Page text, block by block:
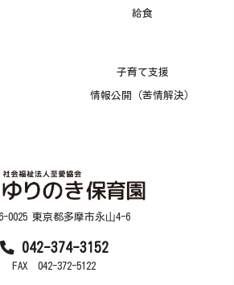
給食
子育て支援
情報公開（苦情解決）
0025 東京都多摩市永⼭4-6
042-374-3152
FAX 042-372-5122